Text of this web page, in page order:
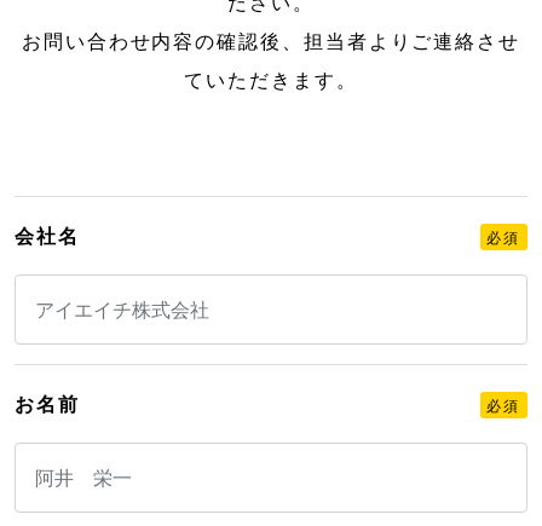
お問い合わせ内容の確認後、担当者よりご連絡させ
ていただきます。
会社名 必須
お名前 必須